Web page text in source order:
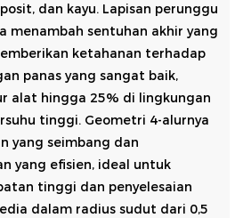
dan kayu. Lapisan perunggu
menambah sentuhan akhir yang
ketahanan terhadap
panas yang sangat baik,
alat hingga 25% di lingkungan
tinggi. Geometri 4-alurnya
yang seimbang dan
yang efisien, ideal untuk
tinggi dan penyelesaian
dalam radius sudut dari 0,5